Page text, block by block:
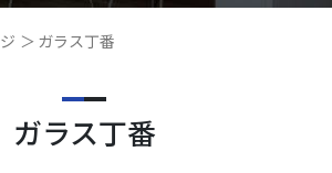
ガラス丁番
ガラス丁番